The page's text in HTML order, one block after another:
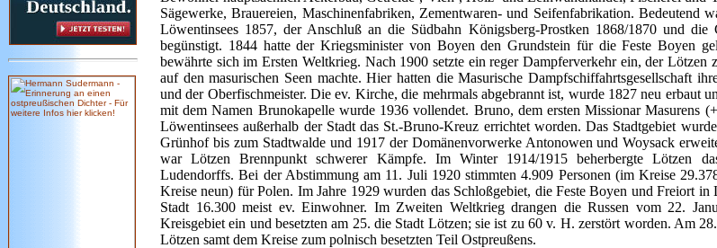
Sägewerke, Brauereien, Maschinenfabriken, Zementwaren- und Seifenfabrikation. Bedeutend
Löwentinsees 1857, der Anschluß an die Südbahn Königsberg-Prostken 1868/1870 und die
begünstigt. 1844 hatte der Kriegsminister von Boyen den Grundstein für die Feste Boyen
bewährte sich im Ersten Weltkrieg. Nach 1900 setzte ein reger Dampferverkehr ein, der Lötzen
auf den masurischen Seen machte. Hier hatten die Masurische Dampfschiffahrtsgesellschaft
und der Oberfischmeister. Die ev. Kirche, die mehrmals abgebrannt ist, wurde 1827 neu erbaut
mit dem Namen Brunokapelle wurde 1936 vollendet. Bruno, dem ersten Missionar Masurens
Löwentinsees außerhalb der Stadt das St.-Bruno-Kreuz errichtet worden. Das Stadtgebiet
Grünhof bis zum Stadtwalde und 1917 der Domänenvorwerke Antonowen und Woysack
war Lötzen Brennpunkt schwerer Kämpfe. Im Winter 1914/1915 beherbergte Lötzen
Ludendorffs. Bei der Abstimmung am 11. Juli 1920 stimmten 4.909 Personen (im Kreise
Kreise neun) für Polen. Im Jahre 1929 wurden das Schloßgebiet, die Feste Boyen und Freiort in
Stadt 16.300 meist ev. Einwohner. Im Zweiten Weltkrieg drangen die Russen vom 22.
Kreisgebiet ein und besetzten am 25. die Stadt Lötzen; sie ist zu 60 v. H. zerstört worden. Am
Lötzen samt dem Kreise zum polnisch besetzten Teil Ostpreußens.